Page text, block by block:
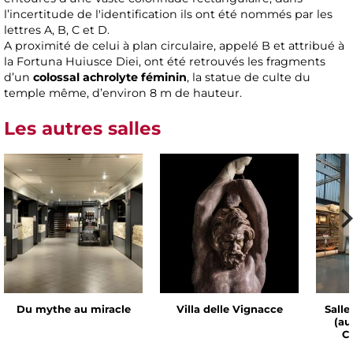
l’incertitude de l'identification ils ont été nommés par les
lettres A, B, C et D.
A proximité de celui à plan circulaire, appelé B et attribué à
la Fortuna Huiusce Diei, ont été retrouvés les fragments
d’un colossal achrolyte féminin, la statue de culte du
temple même, d’environ 8 m de hauteur.
Les autres salles
Du mythe au miracle Villa delle Vignacce
Salle